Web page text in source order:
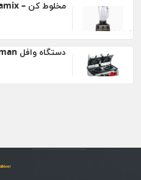
مخلوط کن – Vita Perp3 Vitamix
دستگاه وافل Sirman